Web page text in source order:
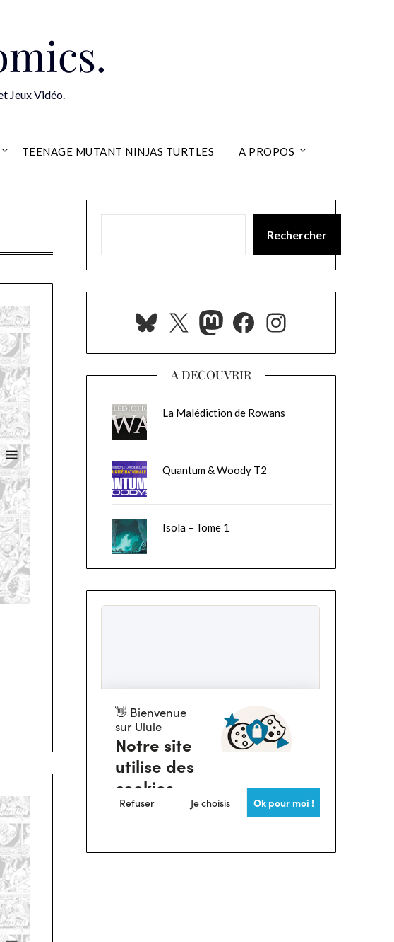
Jeux Vidéo.
TEENAGE MUTANT NINJAS TURTLES A PROPOS
Rechercher
Bluesky
X Mastodon
Facebook
Instagram
A DECOUVRIR
La Malédiction de Rowans
Quantum & Woody T2
Isola – Tome 1